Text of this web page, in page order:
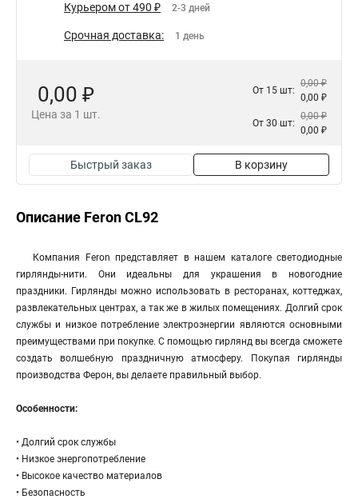
Курьером от 490 ₽ 2-3 дней
Срочная доставка: 1 день
0,00 ₽
Цена за 1 шт.
От 15 шт:
0,00 ₽
0,00 ₽
От 30 шт:
0,00 ₽
0,00 ₽
Быстрый заказ В корзину
Описание Feron CL92
Компания Feron представляет в нашем каталоге светодиодные
гирлянды-нити. Они идеальны для украшения в новогодние
праздники. Гирлянды можно использовать в ресторанах, коттеджах,
развлекательных центрах, а так же в жилых помещениях. Долгий срок
службы и низкое потребление электроэнергии являются основными
преимуществами при покупке. С помощью гирлянд вы всегда сможете
создать волшебную праздничную атмосферу. Покупая гирлянды
производства Ферон, вы делаете правильный выбор.
Особенности:
• Долгий срок службы
• Низкое энергопотребление
• Высокое качество материалов
• Безопасность